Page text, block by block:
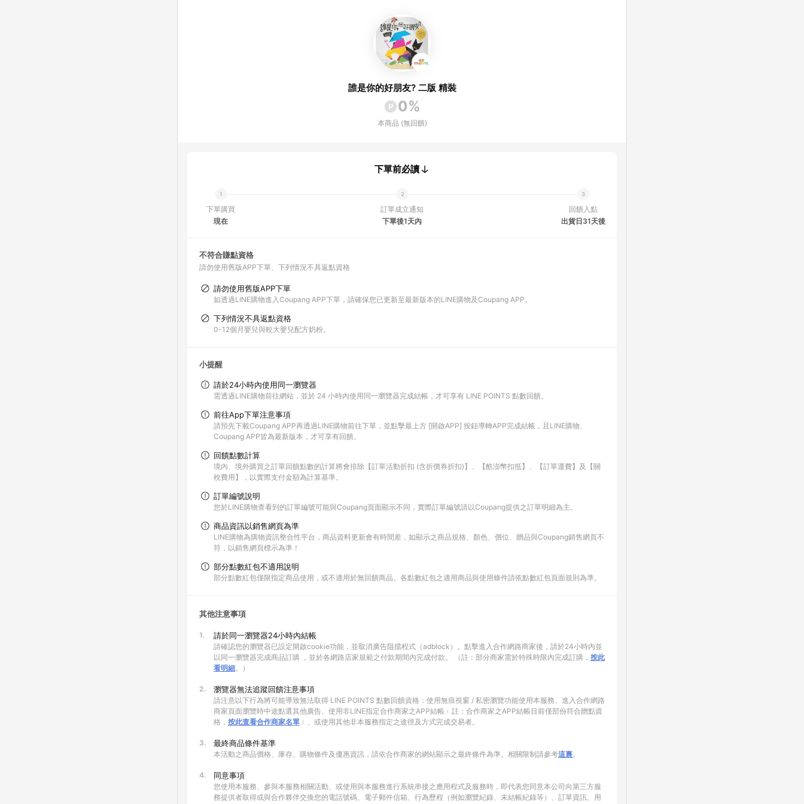
誰是你的好朋友? 二版 精裝
0%
本商品 (無回饋)
下單前必讀
下單購買
現在
訂單成立通知
下單後1天內
回饋入點
出貨日31天後
不符合賺點資格
請勿使用舊版APP下單 下列情況不具返點資格
請勿使用舊版APP下單
如透過LINE購物進入Coupang APP下單，請確保您已更新至最新版本的LINE購物及Coupang APP。
下列情況不具返點資格
0-12個月嬰兒與較大嬰兒配方奶粉。
小提醒
請於24小時內使用同一瀏覽器
需透過LINE購物前往網站，並於 24 小時內使用同一瀏覽器完成結帳，才可享有 LINE POINTS 點數回饋。
前往App下單注意事項
請預先下載Coupang APP再透過LINE購物前往下單，並點擊最上方 [開啟APP] 按鈕導轉APP完成結帳，且LINE購物、
Coupang APP皆為最新版本，才可享有回饋。
回饋點數計算
境內、境外購買之訂單回饋點數的計算將會排除【訂單活動折扣 (含折價券折扣)】、【酷澎幣扣抵】、【訂單運費】及【關
稅費用】，以實際支付金額為計算基準。
訂單編號說明
您於LINE購物查看到的訂單編號可能與Coupang頁面顯示不同，實際訂單編號請以Coupang提供之訂單明細為主。
商品資訊以銷售網頁為準
LINE購物為購物資訊整合性平台，商品資料更新會有時間差，如顯示之商品規格、顏色、價位、贈品與Coupang銷售網頁不
符，以銷售網頁標示為準！
部分點數紅包不適用說明
部分點數紅包僅限指定商品使用，或不適用於無回饋商品。各點數紅包之適用商品與使用條件請依點數紅包頁面規則為準。
其他注意事項
1. 請於同一瀏覽器24小時內結帳
請確認您的瀏覽器已設定開啟cookie功能，並取消廣告阻擋程式（adblock）。點擊進入合作網路商家後，請於24小時內並
以同一瀏覽器完成商品訂購 ，並於各網路店家規範之付款期間內完成付款。 （註：部分商家需於特殊時限內完成訂購， 按此
看明細。）
2. 瀏覽器無法追蹤回饋注意事項
請注意以下行為將可能導致無法取得 LINE POINTS 點數回饋資格：使用無痕視窗 / 私密瀏覽功能使用本服務、進入合作網路
商家頁面瀏覽時中途點選其他廣告、使用非LINE指定合作商家之APP結帳﹙註：合作商家之APP結帳目前僅部份符合贈點資
格， 按此查看合作商家名單 ﹚、或使用其他非本服務指定之途徑及方式完成交易者。
3. 最終商品條件基準
本活動之商品價格、庫存、購物條件及優惠資訊，請依合作商家的網站顯示之最終條件為準。相關限制請參考這裏。
4. 同意事項
您使用本服務、參與本服務相關活動、或使用與本服務進行系統串接之應用程式及服務時，即代表您同意本公司向第三方服
務提供者取得或與合作夥伴交換您的電話號碼、電子郵件信箱、行為歷程（例如瀏覽紀錄、未結帳紀錄等）、訂單資訊、用